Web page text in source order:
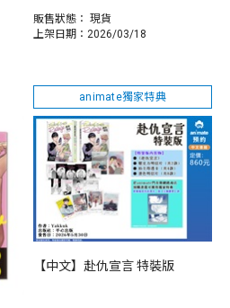
販售狀態： 現貨
上架日期：2026/03/18
animate獨家特典
【中文】赴仇宣言 特裝版